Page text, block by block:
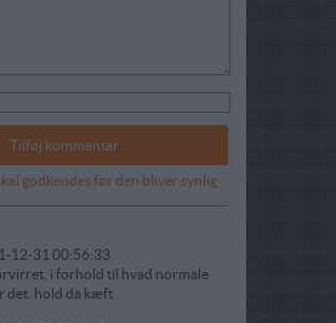
godkendes før den bliver synlig
12-31 00:56:33
i forhold til hvad normale
det. hold da kæft